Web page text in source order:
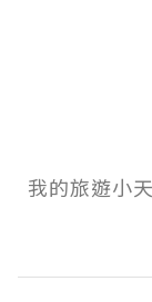
我的旅遊小